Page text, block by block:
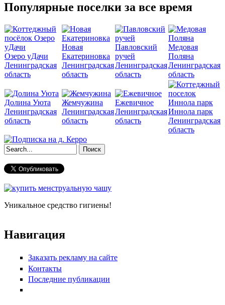
Популярные поселки за все время
Озеро уДачи
Ленинградская
область
Новая
Екатериновка
Ленинградская
область
Павловский
ручей
Ленинградская
область
Медовая
Поляна
Ленинградская
область
Долина Уюта
Ленинградская
область
Жемчужина
Ленинградская
область
Ежевичное
Ленинградская
область
Иннола парк
Ленинградская
область
Форма поиска
Уникальное средство гигиены!
Навигация
Заказать рекламу на сайте
Контакты
Последние публикации